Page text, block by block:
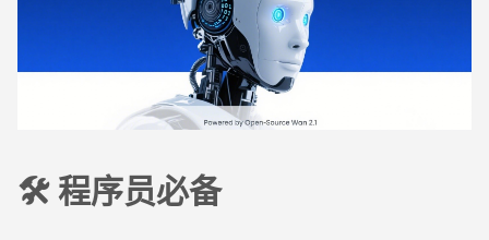
🛠️ 程序员必备